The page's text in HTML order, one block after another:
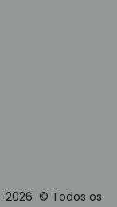
2026 © Todos os